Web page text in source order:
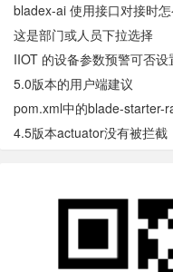
bladex-ai 使用接口对接时
这是部门或人员下拉选择
IIOT 的设备参数预警可否设
5.0版本的用户端建议
pom.xml中的blade-starter-
4.5版本actuator没有被拦截